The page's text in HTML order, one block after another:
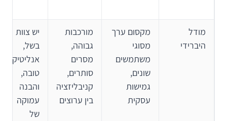
מודל
היברידי
מקסום ערך
מסוגי
משתמשים
שונים,
גמישות
עסקית
מורכבות
גבוהה,
מסרים
סותרים,
קניבליזציה
בין ערוצים
יש צוות
בשל,
אנליטיקה
טובה,
והבנה
עמוקה
של